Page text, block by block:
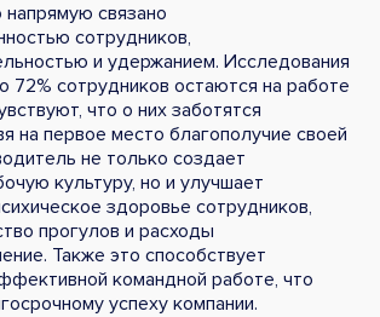
связано
сотрудников,
и удержанием. Исследования
72% сотрудников остаются на работе
что о них заботятся
на первое место благополучие своей
не только создает
культуру, но и улучшает
здоровье сотрудников,
прогулов и расходы
Также это способствует
командной работе, что
успеху компании.